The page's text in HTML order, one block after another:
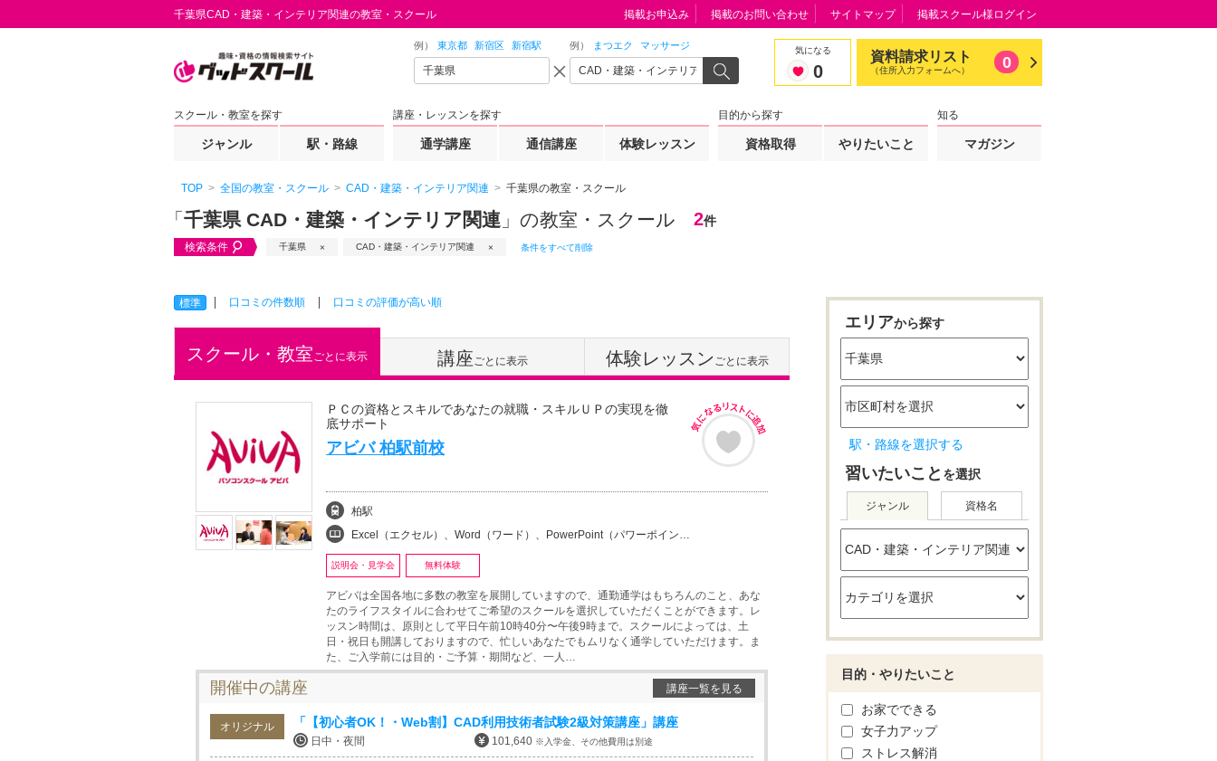
千葉県CAD・建築・インテリア関連の教室・スクール
例） 東京都 新宿区 新宿駅 例） まつエク マッサージ 気になる
0
資料請求リスト
（住所入力フォームへ） 0
スクール・教室を探す
ジャンル 駅・路線
講座・レッスンを探す
通学講座 通信講座 体験レッスン
目的から探す
資格取得 やりたいこと
知る
マガジン
掲載お申込み 掲載のお問い合わせ サイトマップ 掲載スクール様ログイン
TOP 全国の教室・スクール CAD・建築・インテリア関連 千葉県の教室・スクール
「 千葉県 CAD・建築・インテリア関連 」の教室・スクール 2件
検索条件 千葉県 CAD・建築・インテリア関連 条件をすべて削除
標準 口コミの件数順 口コミの評価が高い順
スクール・教室ごとに表示 講座ごとに表示 体験レッスンごとに表示
ＰＣの資格とスキルであなたの就職・スキルＵＰの実現を徹
底サポート
アビバ 柏駅前校
柏駅
Excel（エクセル）、Word（ワード）、PowerPoint（パワーポイント・PPT）、Access（アクセス）、マ…
説明会・見学会 無料体験
アビバは全国各地に多数の教室を展開していますので、通勤通学はもちろんのこと、あな
たのライフスタイルに合わせてご希望のスクールを選択していただくことができます。レ
ッスン時間は、原則として平日午前10時40分〜午後9時まで。スクールによっては、土
日・祝日も開講しておりますので、忙しいあなたでもムリなく通学していただけます。ま
た、ご入学前には目的・ご予算・期間など、一人…
開催中の講座 講座一覧を見る
オリジナル 「【初心者OK！・Web割】CAD利用技術者試験2級対策講座」講座
日中・夜間 101,640 ※入学金、その他費用は別途
エリアから探す
駅・路線を選択する
習いたいこと を選択
ジャンル 資格名
目的・やりたいこと
お家でできる
女子力アップ
ストレス解消